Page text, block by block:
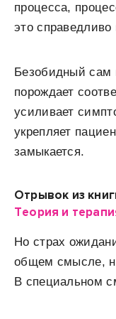
процесса,
это
Безобидный сам
порождает
усиливает
укрепляет
замыкается.
Отрывок из
Теория и
Но страх
общем смысле,
В специальном